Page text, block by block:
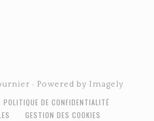
· Powered by Imagely
POLITIQUE DE CONFIDENTIALITÉ
GESTION DES COOKIES